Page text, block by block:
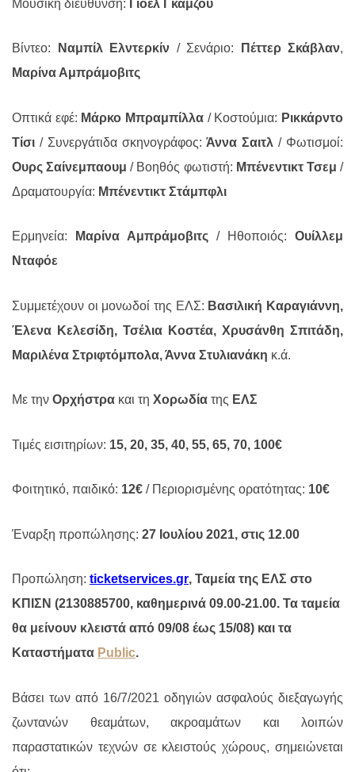
Μουσική διεύθυνση: Γιοέλ Γκαμζού
Βίντεο: Ναμπίλ Ελντερκίν / Σενάριο: Πέττερ Σκάβλαν,
Μαρίνα Αμπράμοβιτς
Οπτικά εφέ: Μάρκο Μπραμπίλλα / Κοστούμια: Ρικκάρντο
Τίσι / Συνεργάτιδα σκηνογράφος: Άννα Σαιτλ / Φωτισμοί:
Ουρς Σαίνεμπαουμ/ Βοηθός φωτιστή: Μπένεντικτ Τσεμ /
Δραματουργία: Μπένεντικτ Στάμπφλι
Ερμηνεία: Μαρίνα Αμπράμοβιτς / Ηθοποιός: Ουίλλεμ
Νταφόε
Συμμετέχουν οι μονωδοί της ΕΛΣ: Βασιλική Καραγιάννη,
Έλενα Κελεσίδη, Τσέλια Κοστέα, Χρυσάνθη Σπιτάδη,
Μαριλένα Στριφτόμπολα, Άννα Στυλιανάκη κ.ά.
Με την Ορχήστρα και τη Χορωδία της ΕΛΣ
Τιμές εισιτηρίων: 15, 20, 35, 40, 55, 65, 70, 100€
Φοιτητικό, παιδικό: 12€ / Περιορισμένης ορατότητας: 10€
Έναρξη προπώλησης: 27 Ιουλίου 2021, στις 12.00
Προπώληση: ticketservices.gr, Ταμεία της ΕΛΣ στο
ΚΠΙΣΝ (2130885700, καθημερινά 09.00-21.00. Τα ταμεία
θα μείνουν κλειστά από 09/08 έως 15/08) και τα
Καταστήματα Public.
Βάσει των από 16/7/2021 οδηγιών ασφαλούς διεξαγωγής
ζωντανών θεαμάτων, ακροαμάτων και λοιπών
παραστατικών τεχνών σε κλειστούς χώρους, σημειώνεται